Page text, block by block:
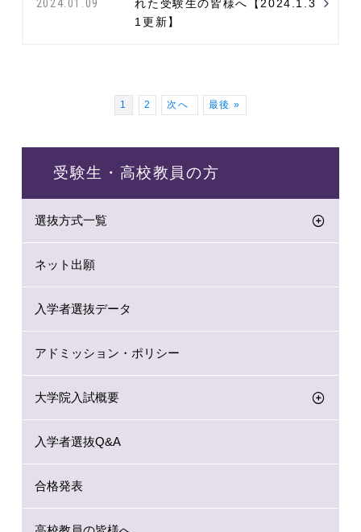
2024.01.09
れた受験生の皆様へ【2024.1.3
1更新】
1 2 次へ 最後 »
受験生・高校教員の方
選抜方式一覧
ネット出願
入学者選抜データ
アドミッション・ポリシー
大学院入試概要
入学者選抜Q&A
合格発表